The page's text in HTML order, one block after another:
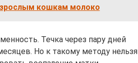
кошкам молоко
Течка через пару дней
Но к такому методу нельзя